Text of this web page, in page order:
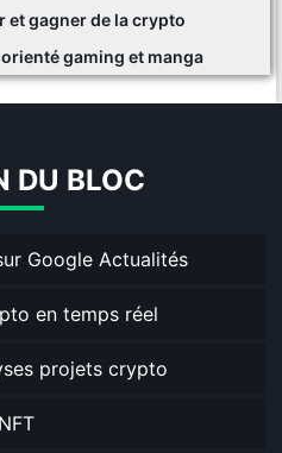
et gagner de la crypto
gaming et manga
DU BLOC
Google Actualités
en temps réel
projets crypto
NFT